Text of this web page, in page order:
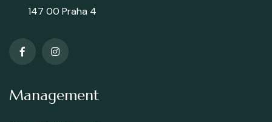
147 00 Praha 4
Management